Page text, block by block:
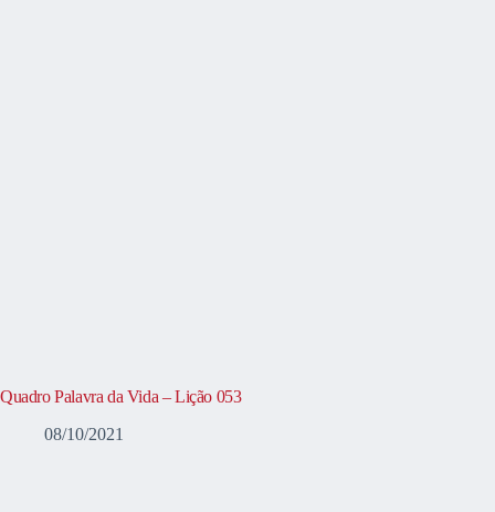
Quadro Palavra da Vida – Lição 053
08/10/2021